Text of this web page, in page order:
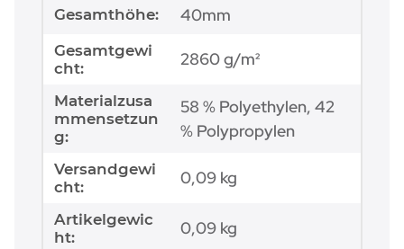
Gesamthöhe: 40mm
Gesamtgewi
cht:
2860 g/m²
Materialzusa
mmensetzun
g:
58 % Polyethylen, 42
% Polypropylen
Versandgewi
cht:
0,09 kg
Artikelgewic
ht:
0,09 kg